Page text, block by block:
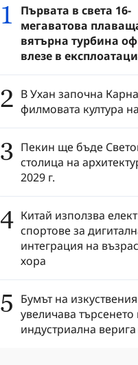
1
Първата в света 16-
мегаватова
вятърна турбина
влезе в
2 В Ухан започна
филмовата култура
3 Пекин ще бъде
столица на
2029 г.
4 Китай използва
спортове за
интеграция на
хора
5 Бумът на
увеличава търсенето
индустриална